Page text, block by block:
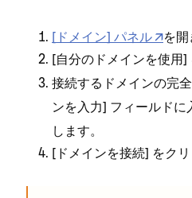
[⁠⁠⁠ドメイン⁠⁠⁠] パネル
を開
[⁠⁠⁠自分のドメインを使用⁠⁠⁠]
接続するドメインの完
ンを入力⁠⁠⁠] フ⁠⁠⁠ィ⁠⁠⁠ールドに
します⁠⁠⁠。
[⁠⁠⁠ ドメインを接続⁠⁠⁠] をクリ⁠⁠⁠